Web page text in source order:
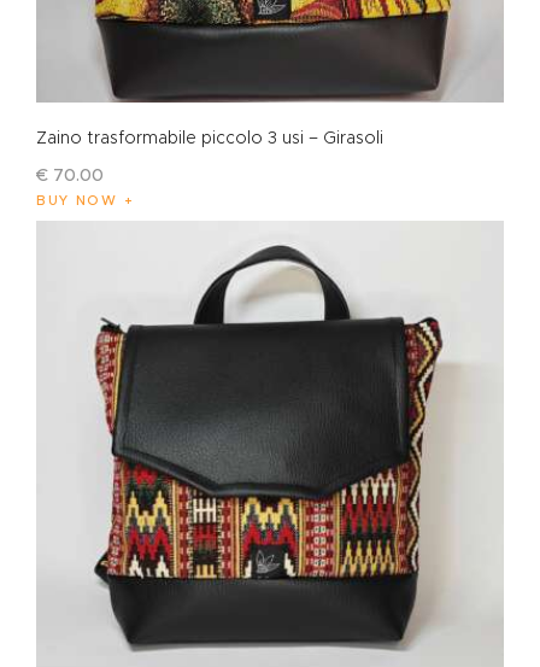
Zaino trasformabile piccolo 3 usi – Girasoli
€ 70.00
BUY NOW